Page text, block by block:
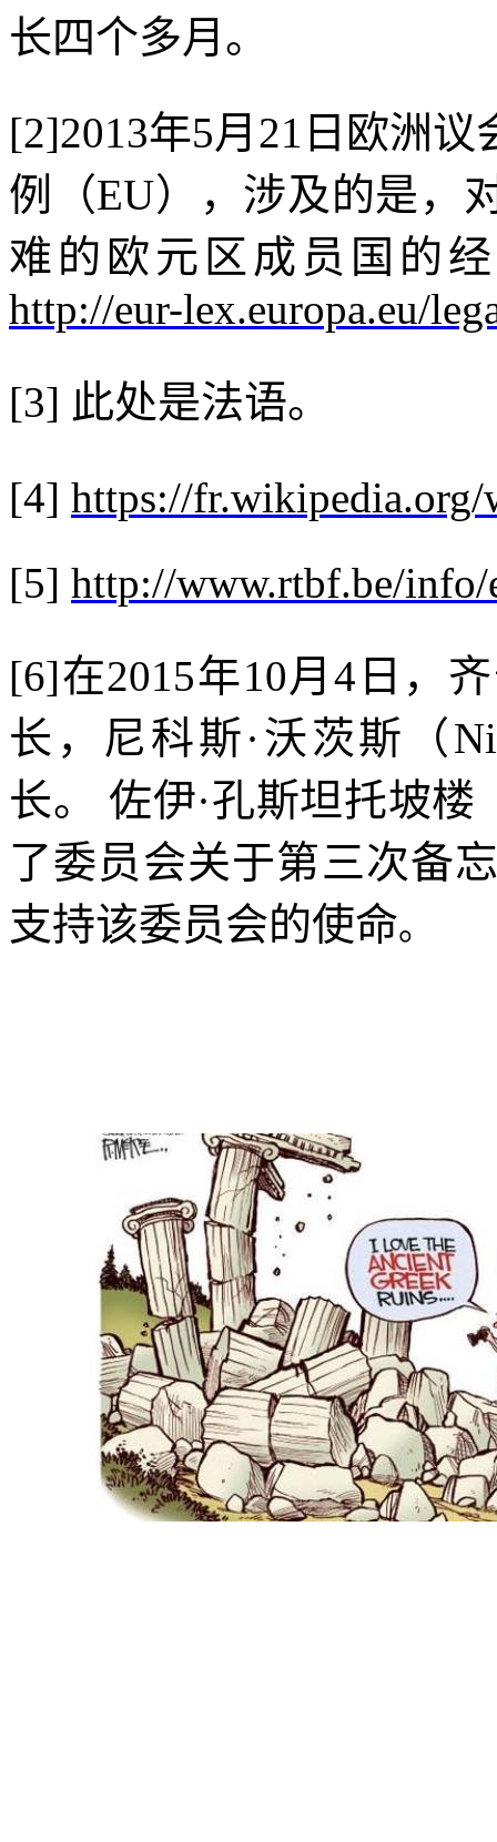
长四个多月。
[2]2013年5月 21 日欧洲议
例（EU），涉及的是，
难的欧元区成员国的
http://eur-lex.europa.eu/
[3] 此处是法语。
[4] https://
[5] http://www.rtbf.be/info/
[6]在2015年10月4 日，
长，尼科斯·沃茨斯（
长。 佐伊·孔斯坦托坡楼
了委员会关于第三次备
支持该委员会的使命。